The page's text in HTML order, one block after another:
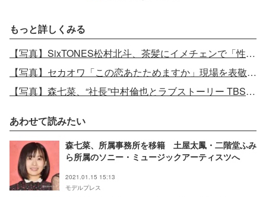
もっと詳しくみる
【写真】SixTONES松村北斗、茶髪にイメチェンで「性格が明るくなった」松坂桃李に現場での素顔明かされる＜パーフェクトワールド＞
【写真】セカオワ「この恋あたためますか」現場を表敬訪問 森七菜＆中村倫也に緊張
【写真】森七菜、“社長”中村倫也とラブストーリー TBS火曜ドラマで主演＜この恋あたためますか＞
あわせて読みたい
森七菜、所属事務所を移籍 土屋太鳳・二階堂ふみ
ら所属のソニー・ミュージックアーティスツへ
2021.01.15 15:13
モデルプレス